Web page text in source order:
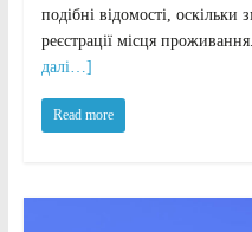
подібні відомості,
реєстрації місця
далі…]
Read more